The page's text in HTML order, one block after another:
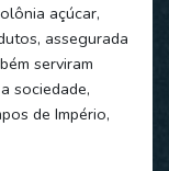
açúcar,
assegurada
serviram
sociedade,
de Império,